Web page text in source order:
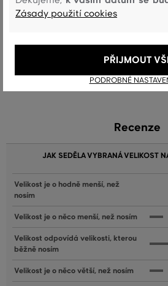
TRIČKO GANT GRAPHIC SS T-SHIRT
S , M
Recenze
JAK SEDĚLA VYBRANÁ VELIKOST
Velikost je o hodně menší, než
nosím
Velikost je o něco menší, než nosím
Velikost odpovídá velikosti, kterou
běžně nosím
Velikost je o něco větší, než nosím
Zásady použití cookies
PODROBNÉ
PŘIJMOUT